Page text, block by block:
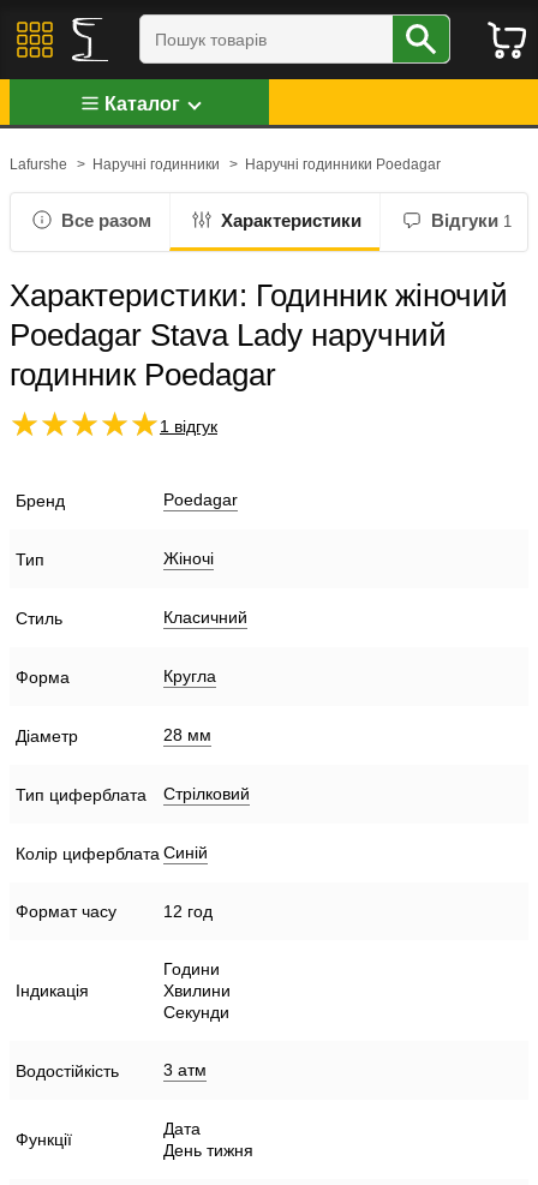
Каталог
Lafurshe > Наручні годинники > Наручні годинники Poedagar
Все разом Характеристики Відгуки 1
Характеристики: Годинник жіночий
Poedagar Stava Lady наручний
годинник Poedagar
1 відгук
Бренд Poedagar
Тип Жіночі
Стиль Класичний
Форма Кругла
Діаметр 28 мм
Тип циферблата Стрілковий
Колір циферблата Синій
Формат часу 12 год
Індикація
Години
Хвилини
Секунди
Водостійкість 3 атм
Функції
Дата
День тижня